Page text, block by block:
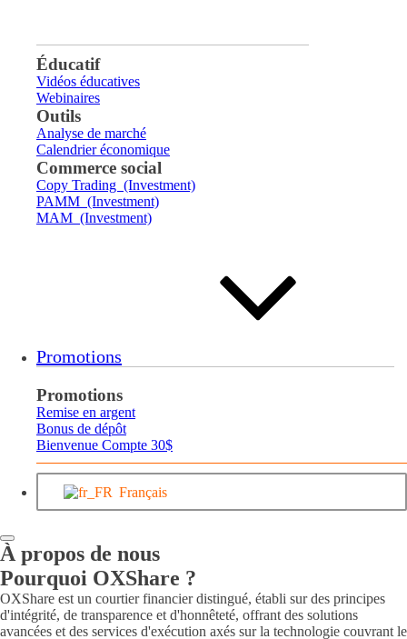
Éducatif
Vidéos éducatives
Webinaires
Outils
Analyse de marché
Calendrier économique
Commerce social
Copy Trading (Investment)
PAMM (Investment)
MAM (Investment)
Promotions
Promotions
Remise en argent
Bonus de dépôt
Bienvenue Compte 30$
Français
À propos de nous
Pourquoi OXShare ?
OXShare est un courtier financier distingué, établi sur des principes
d'intégrité, de transparence et d'honnêteté, offrant des solutions
avancées et des services d'exécution axés sur la technologie couvrant le